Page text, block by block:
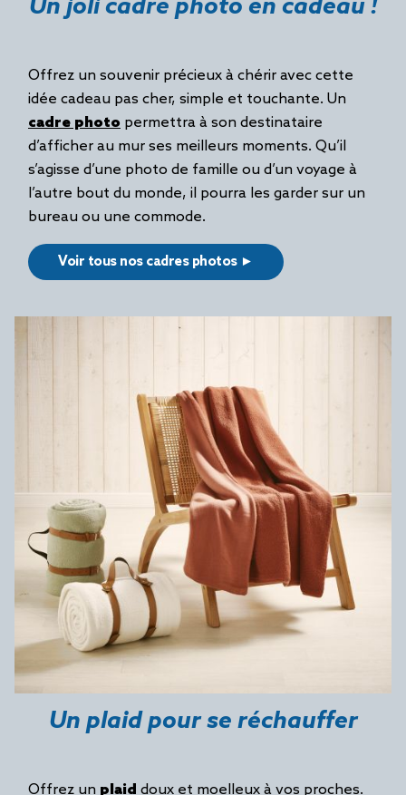
Un joli cadre photo en cadeau !
Offrez un souvenir précieux à chérir avec cette
idée cadeau pas cher, simple et touchante. Un
cadre photo permettra à son destinataire
d’afficher au mur ses meilleurs moments. Qu’il
s’agisse d’une photo de famille ou d’un voyage à
l’autre bout du monde, il pourra les garder sur un
bureau ou une commode.
Voir tous nos cadres photos ►
Un plaid pour se réchauffer
Offrez un plaid doux et moelleux à vos proches.